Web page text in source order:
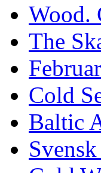
Wood.
The
Cold
Baltic